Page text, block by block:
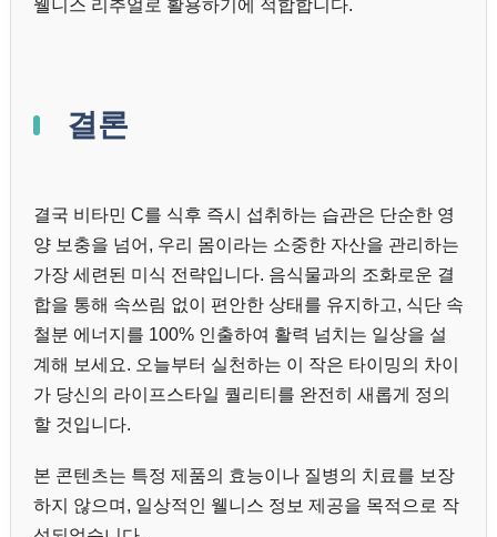
웰니스 리추얼로 활용하기에 적합합니다.
결론
결국 비타민 C를 식후 즉시 섭취하는 습관은 단순한 영
양 보충을 넘어, 우리 몸이라는 소중한 자산을 관리하는
가장 세련된 미식 전략입니다. 음식물과의 조화로운 결
합을 통해 속쓰림 없이 편안한 상태를 유지하고, 식단 속
철분 에너지를 100% 인출하여 활력 넘치는 일상을 설
계해 보세요. 오늘부터 실천하는 이 작은 타이밍의 차이
가 당신의 라이프스타일 퀄리티를 완전히 새롭게 정의
할 것입니다.
본 콘텐츠는 특정 제품의 효능이나 질병의 치료를 보장
하지 않으며, 일상적인 웰니스 정보 제공을 목적으로 작